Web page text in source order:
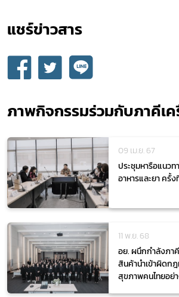
แชร์ข่าวสาร​
ภาพกิจกรรมร่วมกับภาคีเ
09 เม.ย. 67
ประชุมหารือแนว
อาหารและยา ครั้ง
11 พ.ย. 68
อย. ผนึกกำลังภา
สินค้านำเข้าผิดก
สุขภาพคนไทยอย่
เลือกหัวข้อที่ท่านต้องการ
กฎหมาย